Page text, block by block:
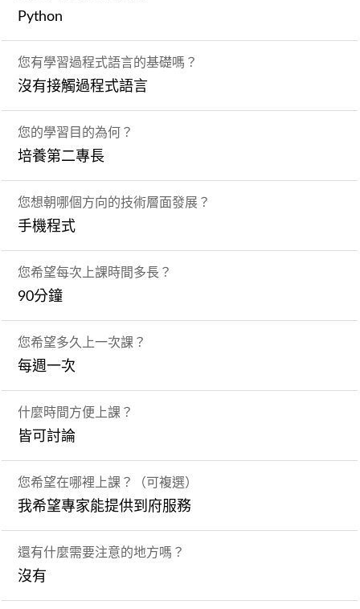
Python
您有學習過程式語言的基礎嗎？
沒有接觸過程式語言
您的學習目的為何？
培養第二專長
您想朝哪個方向的技術層面發展？
手機程式
您希望每次上課時間多長？
90分鐘
您希望多久上一次課？
每週一次
什麼時間方便上課？
皆可討論
您希望在哪裡上課？（可複選）
我希望專家能提供到府服務
還有什麼需要注意的地方嗎？
沒有